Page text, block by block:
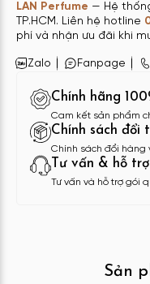
LAN Perfume — Hệ
TP.HCM. Liên hệ hotline
phí và nhận ưu đãi khi
Zalo Fanpage
Chính hãng
Cam kết sản phẩm
Chính sách đổi
Chính sách đổi hàng
Tư vấn & hỗ trợ
Tư vấn và hỗ trợ gói
Sản